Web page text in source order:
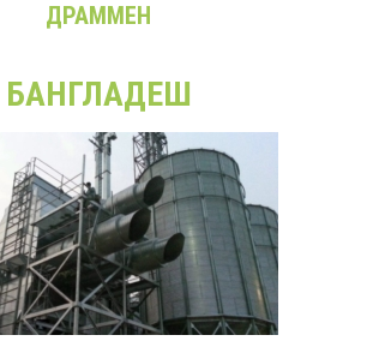
ДРАММЕН
БАНГЛАДЕШ